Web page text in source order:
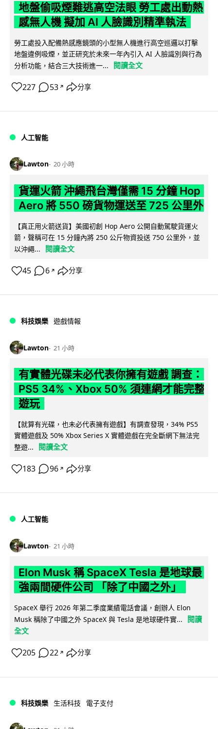
地盤偷吸煙難逃高空法眼 勞工處出動熱
感無人機 擬加 AI 人臉識別精準執法
勞工處投入配備熱感應鏡頭的小型無人機進行高空巡邏以打擊
地盤違例吸煙，並正研究於未來一年內引入 AI 人臉識別與行為
分析功能，結合三大技術進一...
閱讀全文
227 53 ↗ 分享
人工智能
Lawton 20 小時
貨運火箭 沖繩飛台灣僅需 15 分鐘 Hop
Aero 將 550 磅貨物運送至 725 公里外
【真正用火箭送貨】美國初創 Hop Aero 公開自動駕駛貨運火
箭，聲稱可在 15 分鐘內將 250 公斤物資投送 750 公里外，並
以沖繩...
閱讀全文
45 6 ↗ 分享
科技娛樂 遊戲情報
Lawton 21 小時
有實體光碟未必代表你擁有遊戲 調查：
PS5 34%、Xbox 50% 須連網才能完整
遊玩
【就算有光碟，也未必代表擁有遊戲】有調查發現，34% PS5
實體遊戲及 50% Xbox Series X 實體遊戲在完全斷網下無法完
整遊...
閱讀全文
183 96 ↗ 分享
人工智能
Lawton 21 小時
Elon Musk 稱 SpaceX Tesla 是地球最
強兩間硬件公司 「除了中國之外」
SpaceX 舉行 2026 年第二季度業績電話會議，創辦人 Elon
Musk 稱除了中國之外 SpaceX 與 Tesla 是地球硬件實...
閱讀
全文
205 22 ↗ 分享
科技娛樂 生活科技 電子支付